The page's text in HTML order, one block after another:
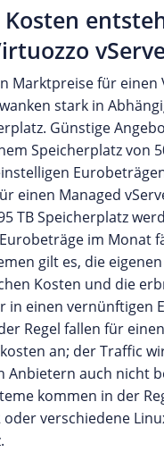
Kosten
Marktpreise für einen
stark in
Günstige
Speicherplatz von
einen Managed
TB Speicherplatz
im Monat
gilt es, die
Kosten und die
in einen vernünftigen
Regel fallen für
an; der Traffic
Anbietern auch nicht
kommen in der
oder verschiedene